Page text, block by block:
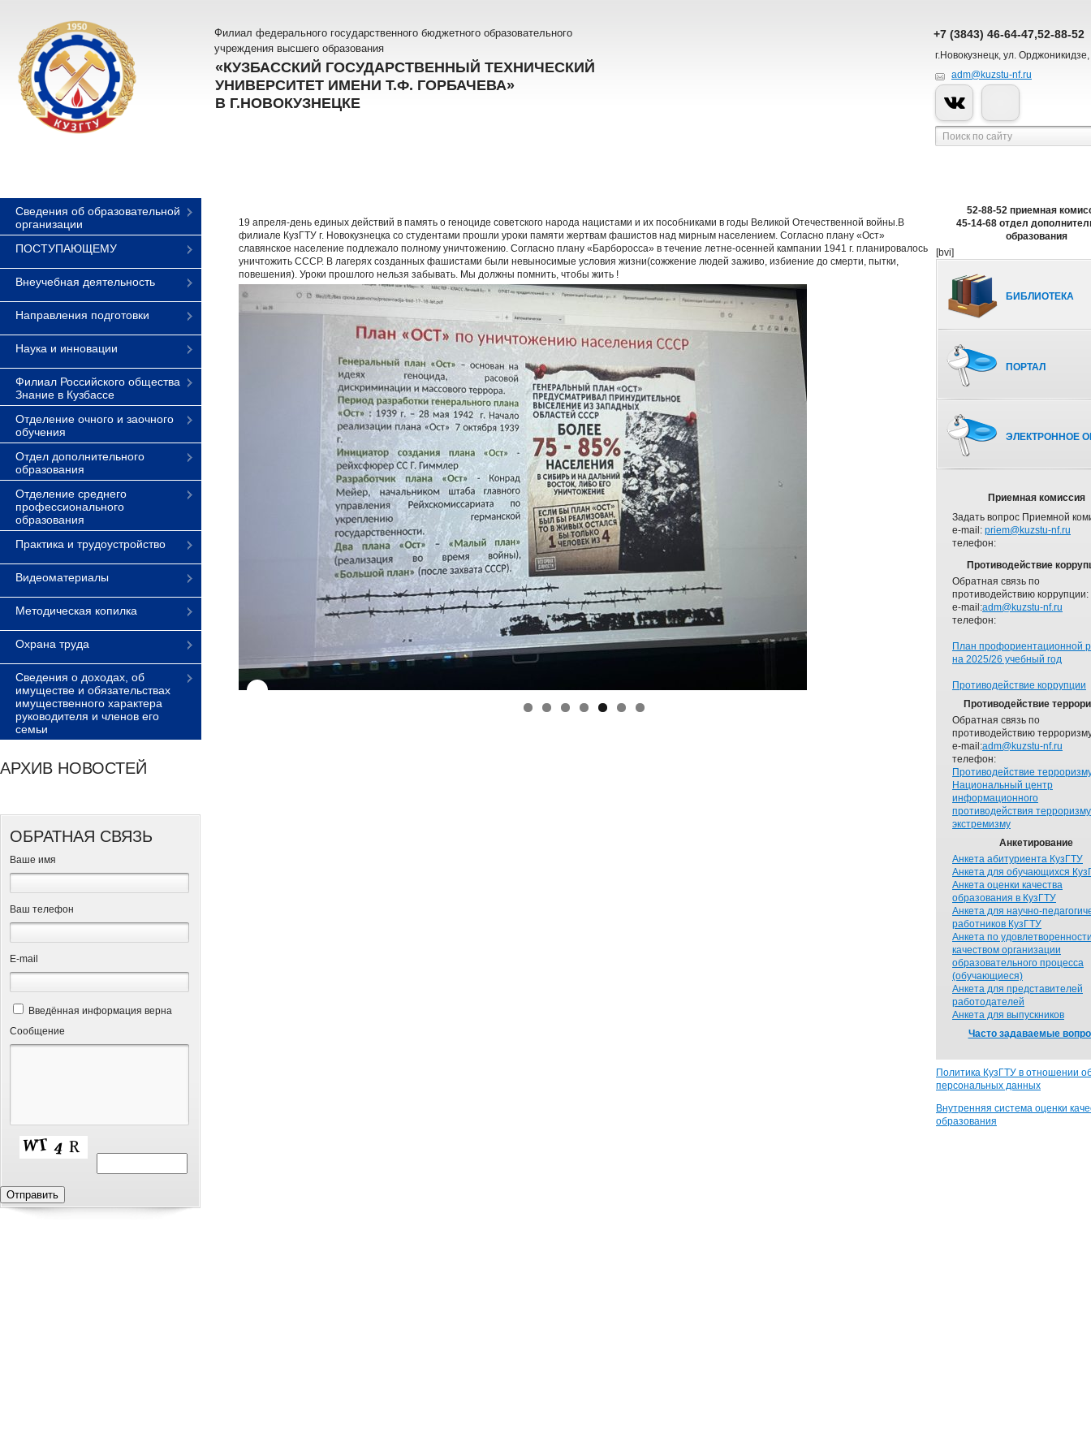
Филиал федерального государственного бюджетного образовательного
учреждения высшего образования
«КУЗБАССКИЙ ГОСУДАРСТВЕННЫЙ ТЕХНИЧЕСКИЙ
УНИВЕРСИТЕТ ИМЕНИ Т.Ф. ГОРБАЧЕВА»
В Г.НОВОКУЗНЕЦКЕ
+7 (3843) 46-64-47,52-88-52
г.Новокузнецк, ул.
adm@kuzstu-nf.ru
Сведения об образовательной
организации
ПОСТУПАЮЩЕМУ
Внеучебная деятельность
Направления подготовки
Наука и инновации
Филиал Российского общества
Знание в Кузбассе
Отделение очного и заочного
обучения
Отдел дополнительного
образования
Отделение среднего
профессионального
образования
Практика и трудоустройство
Видеоматериалы
Методическая копилка
Охрана труда
Сведения о доходах, об
имуществе и обязательствах
имущественного характера
руководителя и членов его
семьи
АРХИВ НОВОСТЕЙ
ОБРАТНАЯ СВЯЗЬ
Ваше имя
Ваш телефон
Е-mail
Введённая информация верна
Сообщение
19 апреля-день единых действий в память о геноциде советского народа нацистами и их пособниками в годы Великой Отечественной войны.В
филиале КузГТУ г. Новокузнецка со студентами прошли уроки памяти жертвам фашистов над мирным населением. Согласно плану «Ост»
славянское население подлежало полному уничтожению. Согласно плану «Барборосса» в течение летне-осенней кампании 1941 г. планировалось
уничтожить СССР. В лагерях созданных фашистами были невыносимые условия жизни(сожжение людей заживо, избиение до смерти, пытки,
повешения). Уроки прошлого нельзя забывать. Мы должны помнить, чтобы жить !
52-88-52 приемная
45-14-68 отдел
образования
[bvi]
БИБЛИОТЕКА
ПОРТАЛ
ЭЛЕКТРОННОЕ
Приемная комиссия
Задать вопрос Приемной
e-mail: priem@kuzstu-nf.ru
телефон:
Противодействие
Обратная связь по
противодействию коррупции:
e-mail:adm@kuzstu-nf.ru
телефон:
План профориентационной
на 2025/26 учебный год
Противодействие коррупции
Противодействие
Обратная связь по
противодействию
e-mail:adm@kuzstu-nf.ru
телефон:
Противодействие
Национальный центр
информационного
противодействия
экстремизму
Анкетирование
Анкета абитуриента КузГТУ
Анкета для обучающихся
Анкета оценки качества
образования в КузГТУ
Анкета для научно-
работников КузГТУ
Анкета по
качеством организации
образовательного процесса
(обучающиеся)
Анкета для представителей
работодателей
Анкета для выпускников
Часто задаваемые
Политика КузГТУ в отношении
персональных данных
Внутренняя система оценки
образования